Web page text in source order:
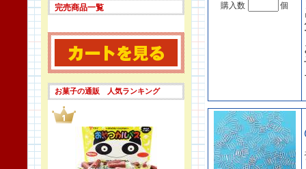
完売商品一覧
お菓子の通販 人気ランキング
購入数 個